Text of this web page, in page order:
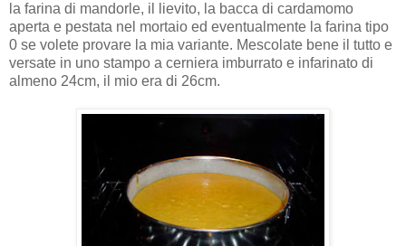
la farina di mandorle, il lievito, la bacca di cardamomo
aperta e pestata nel mortaio ed eventualmente la farina tipo
0 se volete provare la mia variante. Mescolate bene il tutto e
versate in uno stampo a cerniera imburrato e infarinato di
almeno 24cm, il mio era di 26cm.